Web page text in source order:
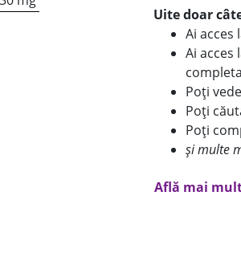
Uite doar
Ai acces
Ai
Poți
Poți
Poți
și multe
Află mai